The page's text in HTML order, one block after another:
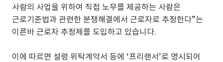
사람의 사업을 위하여 직접 노무를 제공하는 사람은
근로기준법과 관련한 분쟁해결에서 근로자로 추정한다”는
이른바 근로자 추정제를 도입하고 있습니다.
이에 따르면 설령 위탁계약서 등에 ‘프리랜서’로 명시되어